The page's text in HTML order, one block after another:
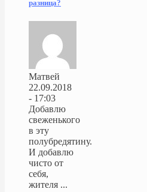
разница?
Матвей
22.09.2018
- 17:03
Добавлю
свеженького
в эту
полубредятину.
И добавлю
чисто от
себя,
жителя ...